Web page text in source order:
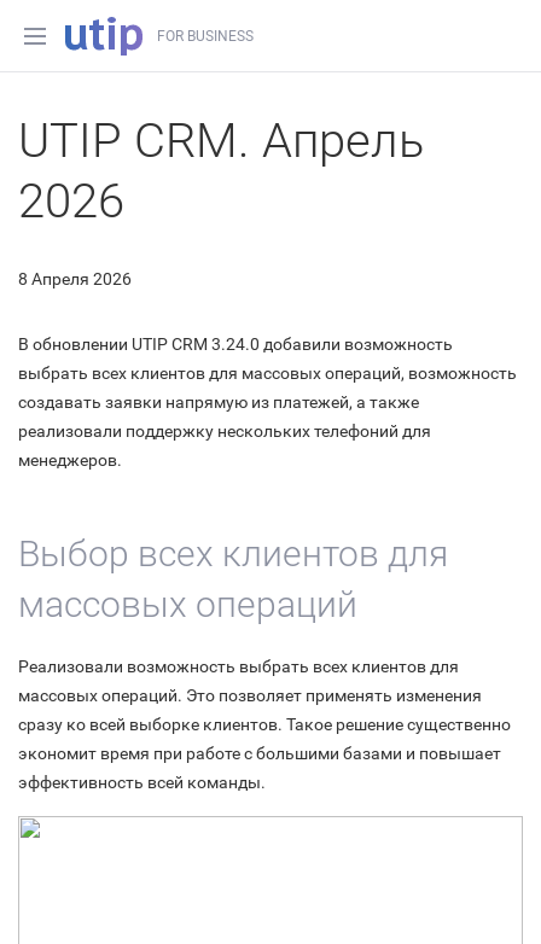
FOR BUSINESS
UTIP CRM. Апрель
2026
8 Апреля 2026
В обновлении UTIP CRM 3.24.0 добавили возможность
выбрать всех клиентов для массовых операций, возможность
создавать заявки напрямую из платежей, а также
реализовали поддержку нескольких телефоний для
менеджеров.
Выбор всех клиентов для
массовых операций
Реализовали возможность выбрать всех клиентов для
массовых операций. Это позволяет применять изменения
сразу ко всей выборке клиентов. Такое решение существенно
экономит время при работе с большими базами и повышает
эффективность всей команды.